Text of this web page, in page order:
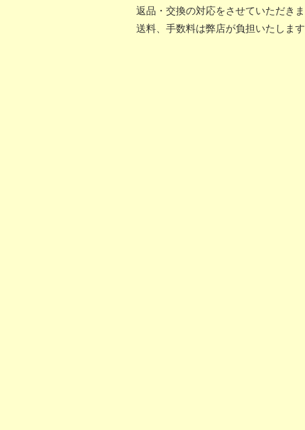
返品・交換の対応をさせていただきま
送料、手数料は弊店が負担いたします